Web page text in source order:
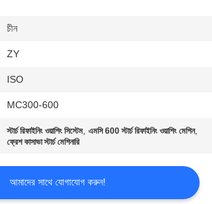
চীন
ZY
ISO
MC300-600
স্টার্চ রিফাইনিং ওয়াশিং সিস্টেম,এমসি 600 স্টার্চ রিফাইনিং ওয়াশিং মেশিন,
ফ্রেশ কাসাভা স্টার্চ মেশিনারি
আমাদের সাথে যোগাযোগ করুন!